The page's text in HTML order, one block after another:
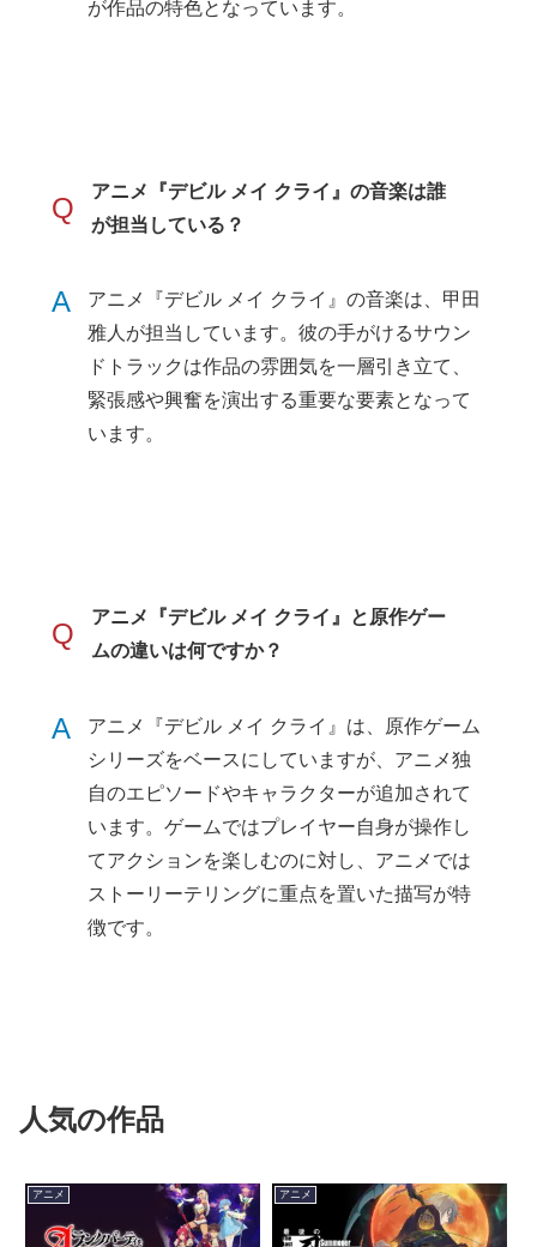
が作品の特色となっています。
Q
アニメ『デビル メイ クライ』の音楽は誰
が担当している？
A
アニメ『デビル メイ クライ』の音楽は、甲田
雅人が担当しています。彼の手がけるサウン
ドトラックは作品の雰囲気を一層引き立て、
緊張感や興奮を演出する重要な要素となって
います。
Q
アニメ『デビル メイ クライ』と原作ゲー
ムの違いは何ですか？
A
アニメ『デビル メイ クライ』は、原作ゲーム
シリーズをベースにしていますが、アニメ独
自のエピソードやキャラクターが追加されて
います。ゲームではプレイヤー自身が操作し
てアクションを楽しむのに対し、アニメでは
ストーリーテリングに重点を置いた描写が特
徴です。
人気の作品
アニメ アニメ